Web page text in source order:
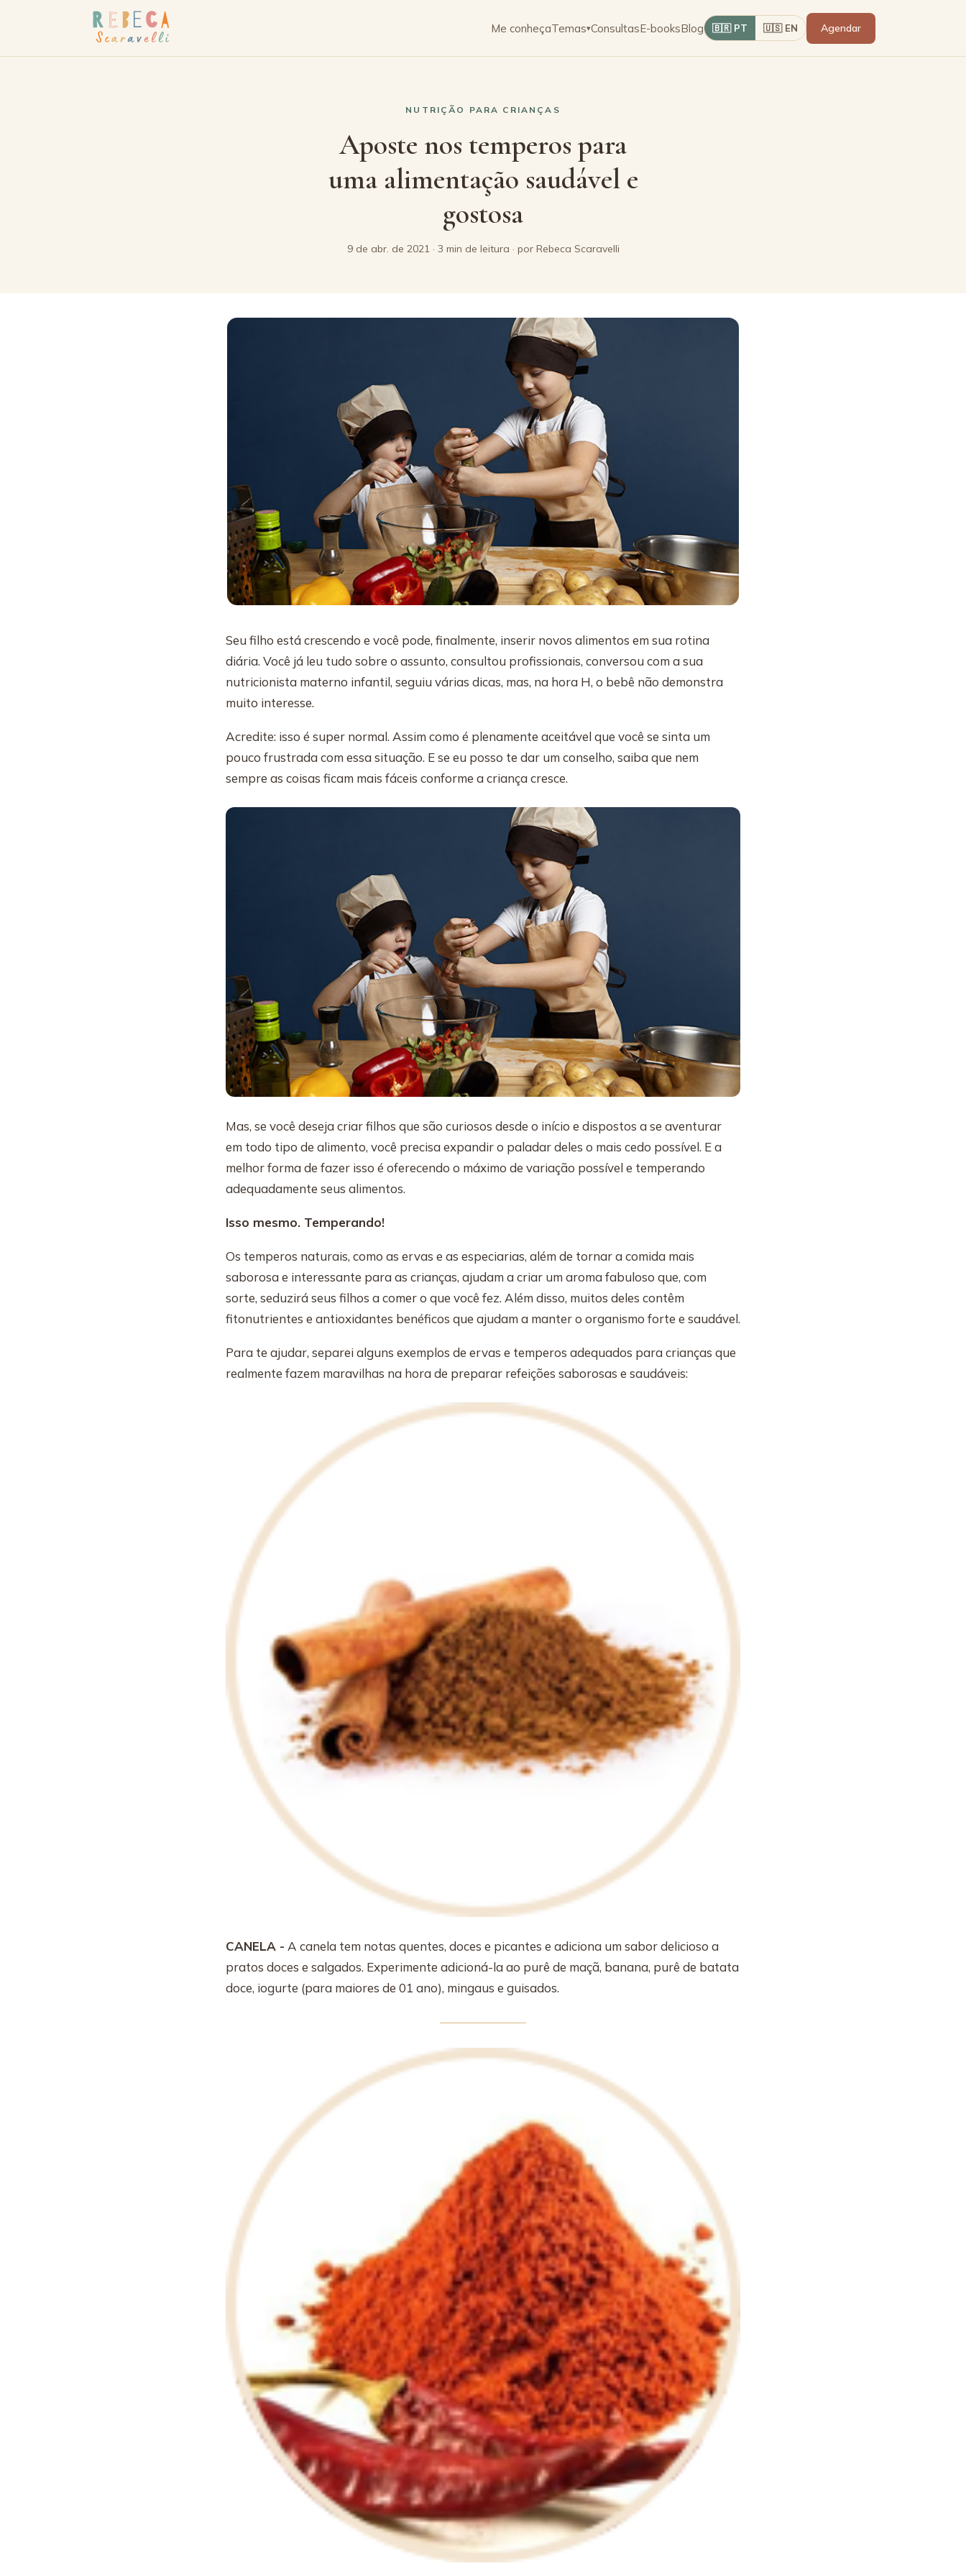
Me conheçaTemas▾ConsultasE-booksBlog 🇧🇷 PT 🇺🇸 EN Agendar
NUTRIÇÃO PARA CRIANÇAS
Aposte nos temperos para
uma alimentação saudável e
gostosa
9 de abr. de 2021 · 3 min de leitura · por Rebeca Scaravelli
Seu filho está crescendo e você pode, finalmente, inserir novos alimentos em sua rotina
diária. Você já leu tudo sobre o assunto, consultou profissionais, conversou com a sua
nutricionista materno infantil, seguiu várias dicas, mas, na hora H, o bebê não demonstra
muito interesse.
Acredite: isso é super normal. Assim como é plenamente aceitável que você se sinta um
pouco frustrada com essa situação. E se eu posso te dar um conselho, saiba que nem
sempre as coisas ficam mais fáceis conforme a criança cresce.
Mas, se você deseja criar filhos que são curiosos desde o início e dispostos a se aventurar
em todo tipo de alimento, você precisa expandir o paladar deles o mais cedo possível. E a
melhor forma de fazer isso é oferecendo o máximo de variação possível e temperando
adequadamente seus alimentos.
Isso mesmo. Temperando!
Os temperos naturais, como as ervas e as especiarias, além de tornar a comida mais
saborosa e interessante para as crianças, ajudam a criar um aroma fabuloso que, com
sorte, seduzirá seus filhos a comer o que você fez. Além disso, muitos deles contêm
fitonutrientes e antioxidantes benéficos que ajudam a manter o organismo forte e saudável.
Para te ajudar, separei alguns exemplos de ervas e temperos adequados para crianças que
realmente fazem maravilhas na hora de preparar refeições saborosas e saudáveis:
CANELA - A canela tem notas quentes, doces e picantes e adiciona um sabor delicioso a
pratos doces e salgados. Experimente adicioná-la ao purê de maçã, banana, purê de batata
doce, iogurte (para maiores de 01 ano), mingaus e guisados.